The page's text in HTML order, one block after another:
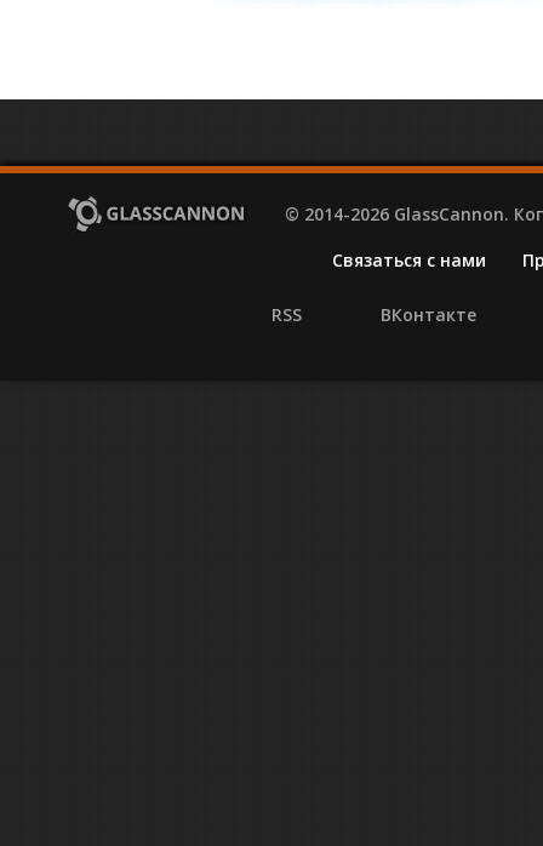
© 2014-2026 GlassCannon.
Связаться с нами
RSS ВКонтакте